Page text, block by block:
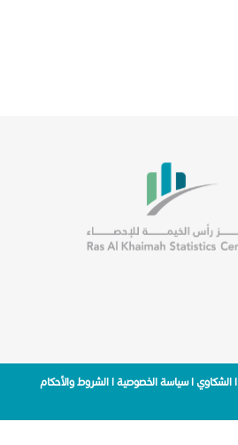
|الشكاوي|سياسة الخصوصية|الشروط والأحكام